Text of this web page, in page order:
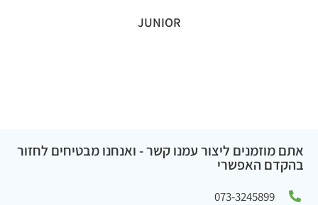
JUNIOR
אתם מוזמנים ליצור עמנו קשר - ואנחנו מבטיחים לחזור
בהקדם האפשרי
073-3245899